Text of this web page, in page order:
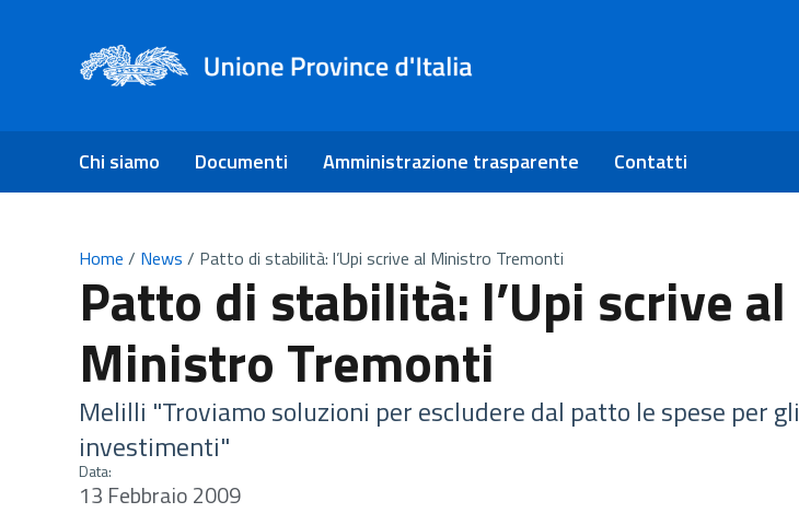
Chi siamo Documenti Amministrazione trasparente Contatti
Home / News / Patto di stabilità: l’Upi scrive al Ministro Tremonti
Patto di stabilità: l’Upi scrive al
Ministro Tremonti
Melilli "Troviamo soluzioni per escludere dal patto le spese per gli
investimenti"
Data:
13 Febbraio 2009